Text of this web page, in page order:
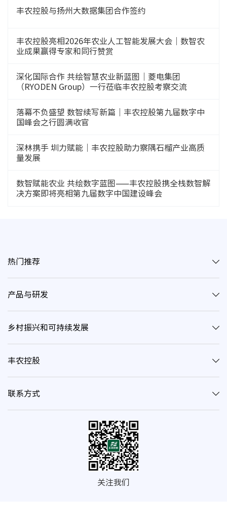
丰农控股与扬州大数据集团合作签约
丰农控股亮相2026年农业人工智能发展大会｜数智农
业成果赢得专家和同行赞赏
深化国际合作 共绘智慧农业新蓝图｜菱电集团
（RYODEN Group）一行莅临丰农控股考察交流
落幕不负盛望 数智续写新篇｜丰农控股第九届数字中
国峰会之行圆满收官
深林携手 圳力赋能｜丰农控股助力察隅石榴产业高质
量发展
数智赋能农业 共绘数字蓝图——丰农控股携全栈数智解
决方案即将亮相第九届数字中国建设峰会
热门推荐
产品与研发
乡村振兴和可持续发展
丰农控股
联系方式
关注我们